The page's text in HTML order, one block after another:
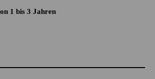
1 bis 3 Jahren